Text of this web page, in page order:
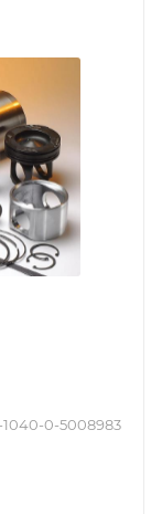
1040-0-5008983